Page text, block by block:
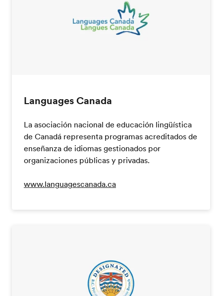
Languages Canada
La asociación nacional de educación lingüística
de Canadá representa programas acreditados de
enseñanza de idiomas gestionados por
organizaciones públicas y privadas.
www.languagescanada.ca